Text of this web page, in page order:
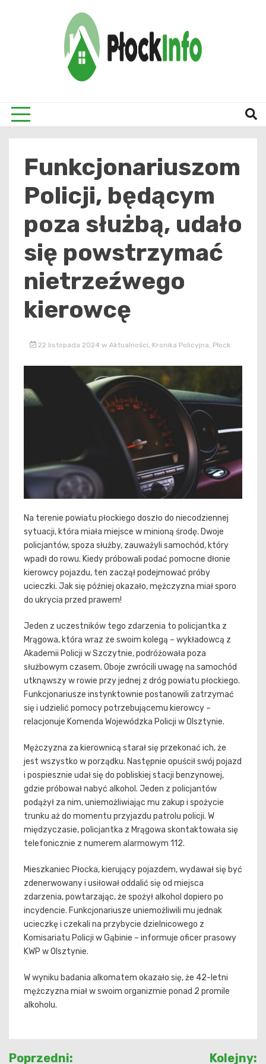
Funkcjonariuszom
Policji, będącym
poza służbą, udało
się powstrzymać
nietrzeźwego
kierowcę
22 listopada 2024 w Aktualności Kronika Policyjna Płock
Na terenie powiatu płockiego doszło do niecodziennej
sytuacji, która miała miejsce w minioną środę. Dwoje
policjantów, spoza służby, zauważyli samochód, który
wpadł do rowu. Kiedy próbowali podać pomocne dłonie
kierowcy pojazdu, ten zaczął podejmować próby
ucieczki. Jak się później okazało, mężczyzna miał sporo
do ukrycia przed prawem!
Jeden z uczestników tego zdarzenia to policjantka z
Mrągowa, która wraz ze swoim kolegą – wykładowcą z
Akademii Policji w Szczytnie, podróżowała poza
służbowym czasem. Oboje zwrócili uwagę na samochód
utknąwszy w rowie przy jednej z dróg powiatu płockiego.
Funkcjonariusze instynktownie postanowili zatrzymać
się i udzielić pomocy potrzebującemu kierowcy –
relacjonuje Komenda Wojewódzka Policji w Olsztynie.
Mężczyzna za kierownicą starał się przekonać ich, że
jest wszystko w porządku. Następnie opuścił swój pojazd
i pospiesznie udał się do pobliskiej stacji benzynowej,
gdzie próbował nabyć alkohol. Jeden z policjantów
podążył za nim, uniemożliwiając mu zakup i spożycie
trunku aż do momentu przyjazdu patrolu policji. W
międzyczasie, policjantka z Mrągowa skontaktowała się
telefonicznie z numerem alarmowym 112.
Mieszkaniec Płocka, kierujący pojazdem, wydawał się być
zdenerwowany i usiłował oddalić się od miejsca
zdarzenia, powtarzając, że spożył alkohol dopiero po
incydencie. Funkcjonariusze uniemożliwili mu jednak
ucieczkę i czekali na przybycie dzielnicowego z
Komisariatu Policji w Gąbinie – informuje oficer prasowy
KWP w Olsztynie.
W wyniku badania alkomatem okazało się, że 42-letni
mężczyzna miał w swoim organizmie ponad 2 promile
alkoholu.
Nawigacja
Poprzedni: Kolejny: